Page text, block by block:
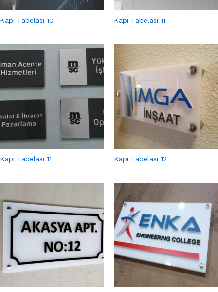
Kapı Tabelası 10 Kapı Tabelası 11
Kapı Tabelası 11 Kapı Tabelası 12